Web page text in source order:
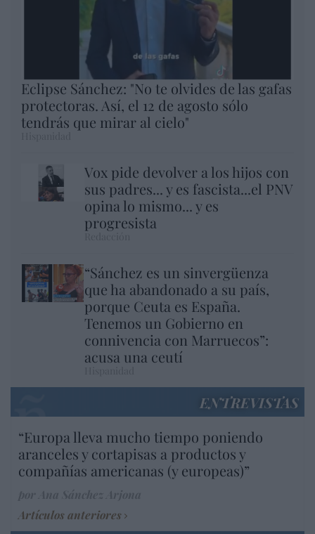
Eclipse Sánchez: "No te olvides de las gafas
protectoras. Así, el 12 de agosto sólo
tendrás que mirar al cielo"
Vox pide devolver a los hijos con
sus padres... y es fascista...el PNV
opina lo mismo... y es
progresista
“Sánchez es un sinvergüenza
que ha abandonado a su país,
porque Ceuta es España.
Tenemos un Gobierno en
connivencia con Marruecos”:
acusa una ceutí
ENTREVISTAS
“Europa lleva mucho tiempo poniendo
aranceles y cortapisas a productos y
compañías americanas (y europeas)”
Artículos anteriores